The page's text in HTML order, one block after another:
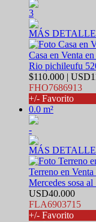
3
MÁS
Casa en Venta
Rio pichileufu
$110.000 |
FHO7686913
+/- Favorito
0.0 m²
-
MÁS
Terreno en
Mercedes sosa al
USD40.000
FLA6903715
+/- Favorito